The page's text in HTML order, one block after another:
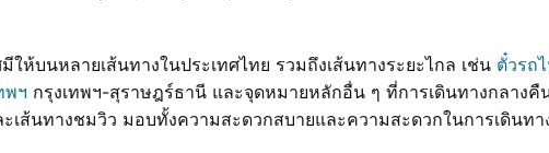
ห้บนหลายเส้นทางในประเทศไทย รวมถึงเส้นทางระยะไกล เช่น ตั๋วรถ
พฯ กรุงเทพฯ-สุราษฎร์ธานี และจุดหมายหลักอื่น ๆ ที่การเดินทางกลางคืน
เส้นทางชมวิว มอบทั้งความสะดวกสบายและความสะดวกในการเดินทา